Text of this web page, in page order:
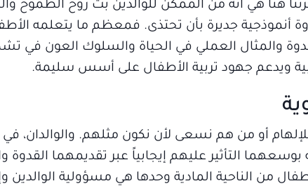
هنا هي أنه من الممكن للوالدين بث روح الطموح
أنموذجية جديرة بأن تحتذى. فمعظم ما يتعلمه
والمثال العملي في الحياة والسلوك العون في
ويدعم جهود تربية الأطفال على أسس سليمة.
أو من هم نسعى لأن نكون مثلهم. والوالدان، في
التأثير عليهم إيجابياً عبر تقديمهما القدوة
من الناحية المادية وحدها هي مسؤولية الوالدين